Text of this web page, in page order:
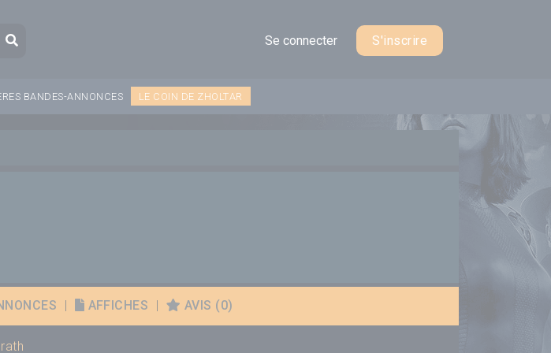
Recherche
Se connecter S'inscrire
BANDES-ANNONCES LE COIN DE ZHOLTAR
AFFICHES AVIS (0)